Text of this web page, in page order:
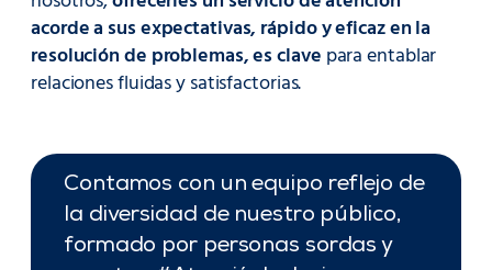
acorde a sus expectativas, rápido y eficaz en la
resolución de problemas, es clave para entablar
relaciones fluidas y satisfactorias.
Contamos con un equipo reflejo de
la diversidad de nuestro público,
formado por personas sordas y